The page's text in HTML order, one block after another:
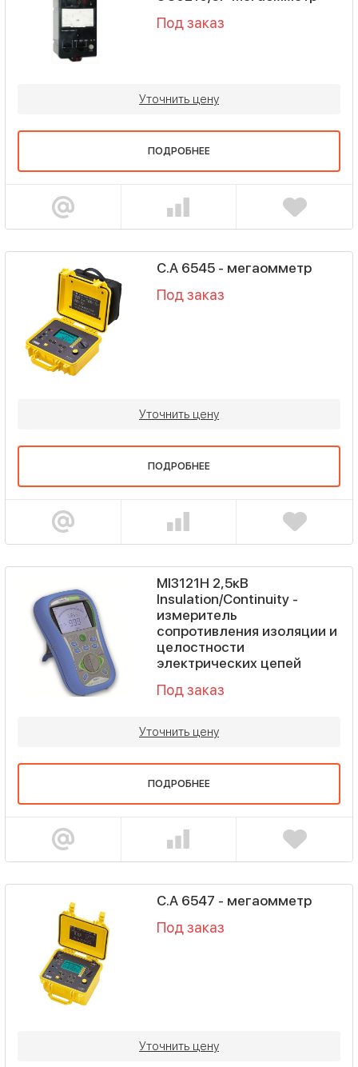
Под заказ
Уточнить цену
ПОДРОБНЕЕ
C.A 6545 - мегаомметр
Под заказ
Уточнить цену
ПОДРОБНЕЕ
MI3121H 2,5кВ
Insulation/Continuity -
измеритель
сопротивления изоляции и
целостности
электрических цепей
Под заказ
Уточнить цену
ПОДРОБНЕЕ
C.A 6547 - мегаомметр
Под заказ
Уточнить цену